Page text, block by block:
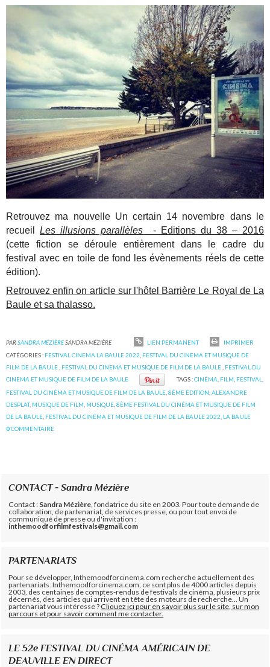
Retrouvez ma nouvelle Un certain 14 novembre dans le
recueilLes illusions parallèles - Editions du 38 – 2016
(cette fiction se déroule entièrement dans le cadre du
festival avec en toile de fond les évènements réels de cette
édition).
Retrouvez enfin on article sur l'hôtel Barrière Le Royal de La
Baule et sa thalasso.
PARSANDRA MÉZIÈRESANDRA MÉZIÈRE LIEN PERMANENT
IMPRIMER
CATÉGORIES : FESTIVAL CINEMA LA BAULE 2022 FESTIVAL DU CINEMA ET MUSIQUE DE
FILM DE LA BAULE FESTIVAL DU CINEMA ET MUSIQUE DE FILM DE LA BAULE FESTIVAL DU
CINEMA ET MUSIQUE DE FILM DE LA BAULE
TAGS :CINÉMA FILM FESTIVAL
FESTIVAL DU CINÉMA ET MUSIQUE DE FILM DE LA BAULE ,8ÈME ÉDITION ,ALEXANDRE
DESPLAT, MUSIQUE DE FILM MUSIQUE ,8ÈME FESTIVAL DU CINÉMA ET MUSIQUE DE FILM
DE LA BAULE FESTIVAL DU CINÉMA ET MUSIQUE DE FILM DE LA BAULE 2022 LA BAULE
0COMMENTAIRE
CONTACT - Sandra Mézière
Contact : Sandra Mézière , fondatrice du site en 2003. Pour toute demande de
collaboration, de partenariat, de services presse, ou pour tout envoi de
communiqué de presse ou d'invitation :
inthemoodforfilmfestivals@gmail.com
PARTENARIATS
Pour se développer, Inthemoodforcinema.com recherche actuellement des
partenariats. Inthemoodforcinema.com, ce sont plus de 4000 articles depuis
2003, des centaines de comptes-rendus de festivals de cinéma, plusieurs prix
décernés, des articles qui arrivent en tête des moteurs de recherche... Un
partenariat vous intéresse ?Cliquez ici pour en savoir plus sur le site, sur mon
parcours et pour savoir comment me contacter.
LE 52e FESTIVAL DU CINÉMA AMÉRICAIN DE
DEAUVILLE EN DIRECT